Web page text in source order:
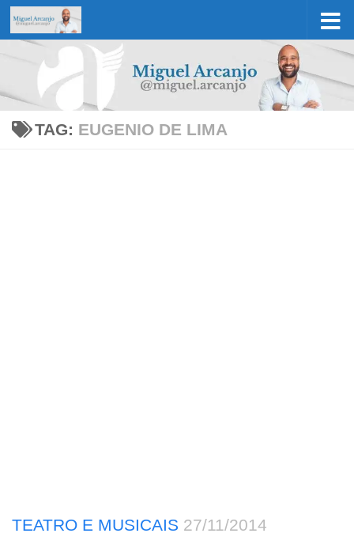
Skip to content
TAG: EUGENIO DE LIMA
TEATRO E MUSICAIS 27/11/2014